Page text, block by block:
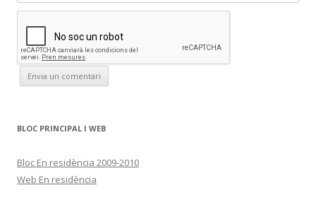
BLOC PRINCIPAL I WEB
Bloc En residència 2009-2010
Web En residència